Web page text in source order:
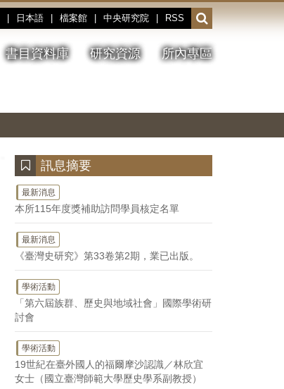
日本語 檔案館 中央研究院 RSS
開
啟
或
收
書目資料庫 研究資源 所內專區
停、
圖
圖
結
訊息摘要
最新消息
本所115年度獎補助訪問學員核定名單
最新消息
《臺灣史研究》第33卷第2期，業已出版。
學術活動
「第六屆族群、歷史與地域社會」國際學術研
討會
學術活動
19世紀在臺外國人的福爾摩沙認識／林欣宜
女士（國立臺灣師範大學歷史學系副教授）